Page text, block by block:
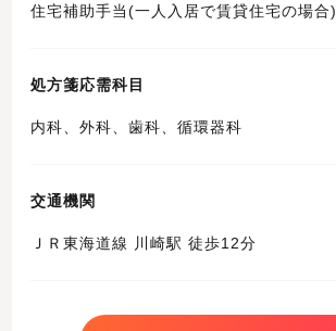
住宅補助手当(一人入居で賃貸住宅の場合)
処方箋応需科目
内科、外科、歯科、循環器科
交通機関
ＪＲ東海道線 川崎駅 徒歩12分